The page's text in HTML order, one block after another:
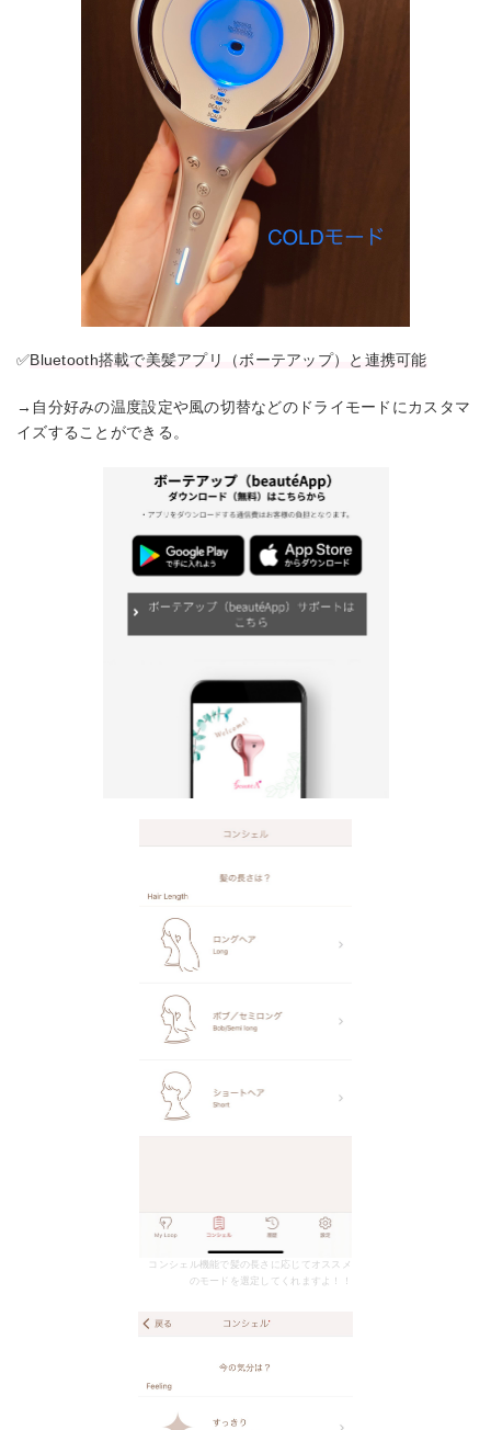
✅Bluetooth搭載で美髪アプリ（ボーテアップ）と連携可能
→自分好みの温度設定や風の切替などのドライモードにカスタマ
イズすることができる。
コンシェル機能で髪の長さに応じてオススメ
のモードを選定してくれますよ！！